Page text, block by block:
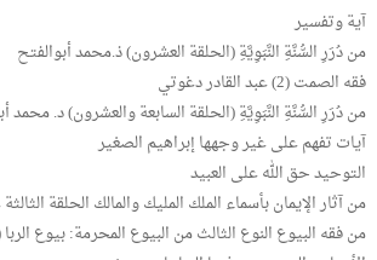
آية وتفسير
من دُرَرِ السُّنَّةِ النَّبَوِيَّةِ (الحلقة العشرون) ذ.محمد أبوالفتح
فقه الصمت (2) عبد القادر دغوتي
من دُرَرِ السُّنَّةِ النَّبَوِيَّةِ (الحلقة السابعة والعشرون) د. محمد
آيات تفهم على غير وجهها إبراهيم الصغير
التوحيد حق الله على العبيد
من آثار الإيمان بأسماء الملك المليك والمالك الحلقة
من فقه البيوع النوع الثالث من البيوع المحرمة: بيوع